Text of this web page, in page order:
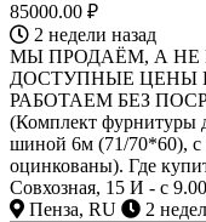
85000.00 ₽
2 недели назад
МЫ ПРОДАЁМ, А НЕ
ДОСТУПНЫЕ ЦЕНЫ
РАБОТАЕМ БЕЗ
(Комплект фурнитуры
шиной 6м (71/70*60), с
оцинкованы). Где
Совхозная, 15 И - с
Пенза, RU
2